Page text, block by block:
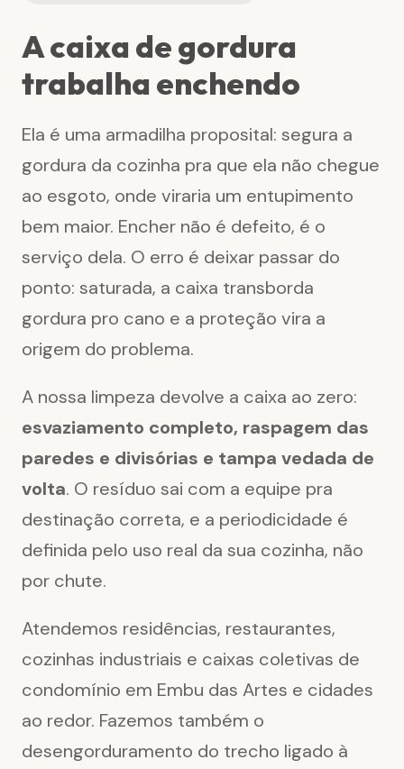
A caixa de gordura
trabalha enchendo
Ela é uma armadilha proposital: segura a
gordura da cozinha pra que ela não chegue
ao esgoto, onde viraria um entupimento
bem maior. Encher não é defeito, é o
serviço dela. O erro é deixar passar do
ponto: saturada, a caixa transborda
gordura pro cano e a proteção vira a
origem do problema.
A nossa limpeza devolve a caixa ao zero:
esvaziamento completo, raspagem das
paredes e divisórias e tampa vedada de
volta. O resíduo sai com a equipe pra
destinação correta, e a periodicidade é
definida pelo uso real da sua cozinha, não
por chute.
Atendemos residências, restaurantes,
cozinhas industriais e caixas coletivas de
condomínio em Embu das Artes e cidades
ao redor. Fazemos também o
desengorduramento do trecho ligado à